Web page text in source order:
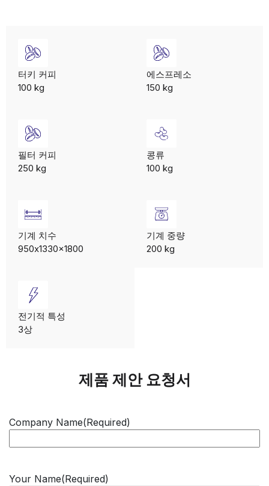
터키 커피
100 kg
에스프레소
150 kg
필터 커피​
250 kg
콩류
100 kg
기계 치수
950x1330x1800
기계 중량
200 kg
전기적 특성
3상
제품 제안 요청서
Company Name(Required)
Your Name(Required)